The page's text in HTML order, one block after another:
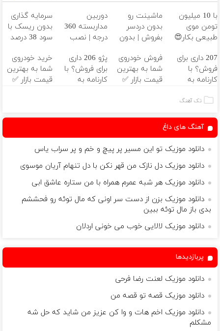
با 10 میلیون
تومن موی
طبیعی بکار😍
ماشینت رو
بدون دردسر
بفروش | بدون
دوربین
مداربسته 360
درجه | نصب
سرمایه گذاری
بدون ریسک با
سود 38 درصد
207 داری برای
فروش؟ با
کارنامه به
بفروش!
فروش خودروی
شما به بهترین
قیمت بازار ✅
پژو 206 داری
برای فروش؟ با
کارنامه به
خرید خودروی
شما به بهترین
قیمت بازار ✅
تک آهنگ
آهنگ های داغ
دانلود موزیک تو این مسیر پر پیچ و خم و پر سراب یاس
دانلود موزیک دل نازک من قهر نکن با دل تنهام آریان موسوی
دانلود موزیک هر شبه عمرم همراه با من ستاره عاشق ابی
دانلود موزیک بزن از دست سر اونی که مال توئه رو فحششم
بدی باز مال توئه ببین
دانلود موزیک لالایی خوب می خونی اردلان
پربازدیدها
دانلود موزیک لعنت رضا فرحی
دانلود موزیک قصه تو قصه من
دانلود موزیک اخم هات و وا كن عزیز من شاید كه حل شه
مشكلم